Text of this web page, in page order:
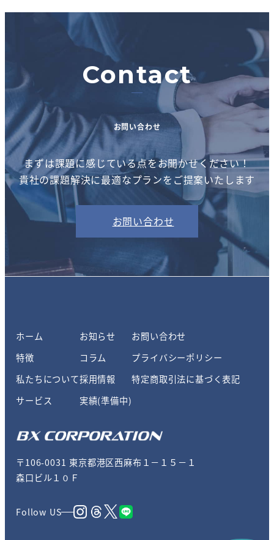
Contact
お問い合わせ
まずは課題に感じている点をお聞かせください！
貴社の課題解決に最適なプランをご提案いたします
お問い合わせ
〒106-0031 東京都港区西麻布１－１５－１
森口ビル１０Ｆ
Follow US
ホーム
特徴
私たちについて
サービス
お知らせ
コラム
採用情報
実績(準備中)
お問い合わせ
プライバシーポリシー
特定商取引法に基づく表記